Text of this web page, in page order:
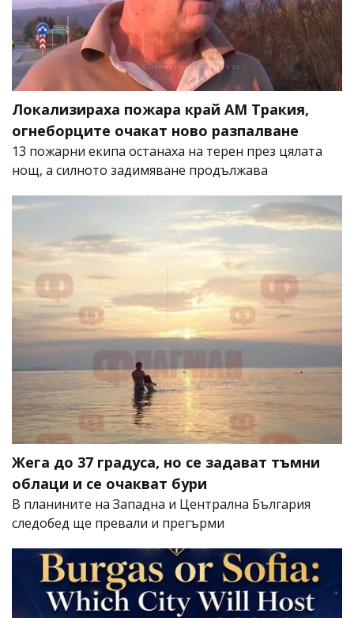
Локализираха пожара край АМ Тракия,
огнеборците очакат ново разпалване
13 пожарни екипа останаха на терен през цялата
нощ, а силното задимяване продължава
Жега до 37 градуса, но се задават тъмни
облаци и се очакват бури
В планините на Западна и Централна България
следобед ще превали и прегърми